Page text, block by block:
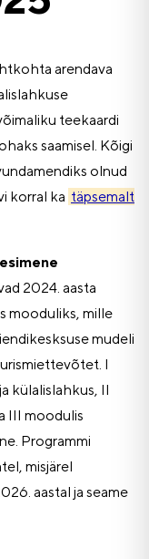
arendava
teekaardi
saamisel. Kõigi
olnud
korral ka täpsemalt
esimene
2024. aasta
mooduliks, mille
mudeli
I
külalislahkus, II
III moodulis
Programmi
misjärel
aastal ja seame